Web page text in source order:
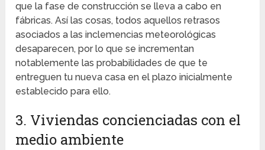
que la fase de construcción se lleva a cabo en
fábricas. Así las cosas, todos aquellos retrasos
asociados a las inclemencias meteorológicas
desaparecen, por lo que se incrementan
notablemente las probabilidades de que te
entreguen tu nueva casa en el plazo inicialmente
establecido para ello.
3. Viviendas concienciadas con el
medio ambiente